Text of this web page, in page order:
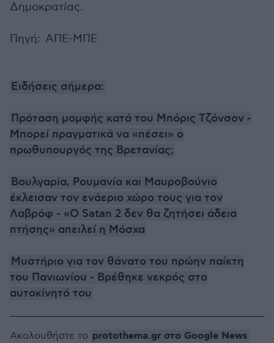
Δημοκρατίας.
Πηγή: ΑΠΕ-ΜΠΕ
Ειδήσεις σήμερα:
Πρόταση μομφής κατά του Μπόρις Τζόνσον -
Μπορεί πραγματικά να «πέσει» ο
πρωθυπουργός της Βρετανίας;
Βουλγαρία, Ρουμανία και Μαυροβούνιο
έκλεισαν τον ενάεριο χώρο τους για τον
Λαβρόφ - «Ο Satan 2 δεν θα ζητήσει άδεια
πτήσης» απειλεί η Μόσχα
Μυστήριο για τον θάνατο του πρώην παίκτη
του Πανιωνίου - Βρέθηκε νεκρός στο
αυτοκίνητό του
Ακολουθήστε το protothema.gr στο Google News